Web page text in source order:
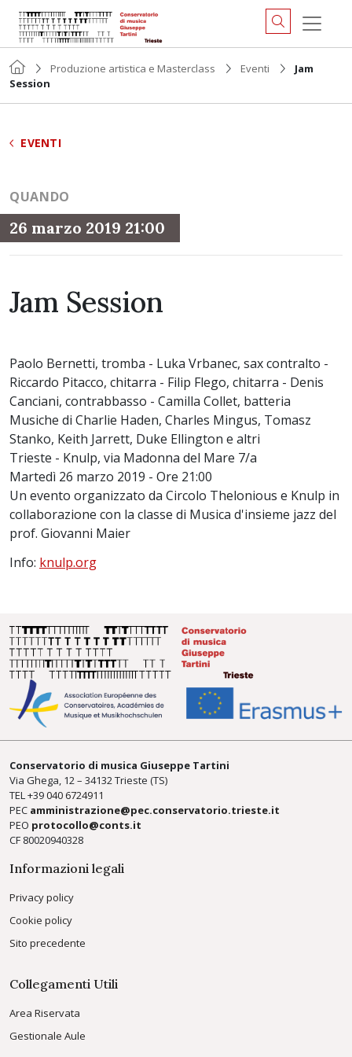
Produzione artistica e Masterclass Eventi
Jam
Session
EVENTI
QUANDO
26 marzo 2019 21:00
Jam Session
Paolo Bernetti, tromba - Luka Vrbanec, sax contralto -
Riccardo Pitacco, chitarra - Filip Flego, chitarra - Denis
Canciani, contrabbasso - Camilla Collet, batteria
Musiche di Charlie Haden, Charles Mingus, Tomasz
Stanko, Keith Jarrett, Duke Ellington e altri
Trieste - Knulp, via Madonna del Mare 7/a
Martedì 26 marzo 2019 - Ore 21:00
Un evento organizzato da Circolo Thelonious e Knulp in
collaborazione con la classe di Musica d'insieme jazz del
prof. Giovanni Maier
Info: knulp.org
Conservatorio di musica Giuseppe Tartini
Via Ghega, 12 – 34132 Trieste (TS)
TEL +39040 6724911
PEC amministrazione@pec.conservatorio.trieste.it
PEO protocollo@conts.it
CF 80020940328
Informazioni legali
Privacy policy
Cookie policy
Sito precedente
Collegamenti Utili
Area Riservata
Gestionale Aule